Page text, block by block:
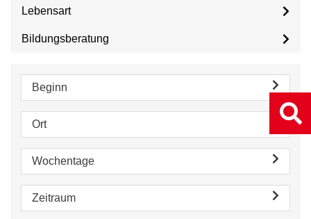
Lebensart
Bildungsberatung
Beginn
Ort
Wochentage
Zeitraum